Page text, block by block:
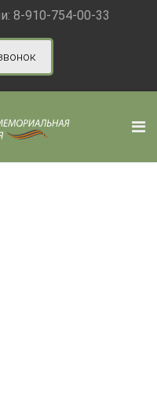
8-910-754-00-33